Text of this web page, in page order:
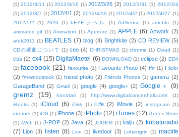
(1) 2012/3/11 (1) 2012/3/16 (1) 2012/3/26 (2) 2012/3/31 (1) 2012/3/4
(1) 2012/3/7 (1) 2012/4/1 (2) 2012/4/19 (1) 2012/4/2 (1) 2012/4/27 (1)
2012/5/2
(1) 2020 (1) 6EYEラベル (1) AdSense (1) ameblo
(1)
animated gif (1) Animation (1) Aperture (1) APPLE (6) Artwork (2)
atok2011 (1) BEATLES (7) blog (4) Brightkite (2) CD REVIEW (5)
CDの選曲について (1) ceo (4) CHRISTMAS (1) chrome (1) Cloud (1)
css (2) cx4 (15) DigitaMaetel (6) DOWNLOAD (1) eclipse (2) ED4
(1) facebook (21) favourite (1) Favourite Photo (4) ffrr (1) Flickr
(2) fm-woodstock (1) friend photo (2) Friends Photos (1) gamera (2)
GarageBand (2) Gmail (1) google (4) google+ (2) Google＋ (9)
gremz (19) honatari (1) http://www.digitalconcerthall.com/
(1)
iBooks (1) iCloud (6) iDisk (1) iLife (2) iMovie (2) instagr.am (1)
internet (1) iOS (1) iPhone (3) iPhoto (12) iTunes (12) iTunes Store
(1) iWeb (1) J-POP (2) Java (2) JUGEM (1) kaiju (2)
kobatoradio
(7) Lion (3) listen (8) Live (1) livedoor (3) Lohengrin (1) maclife